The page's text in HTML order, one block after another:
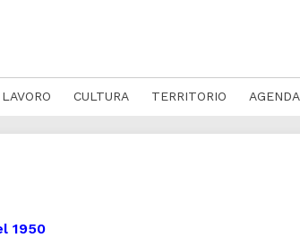
CULTURA TERRITORIO AGENDA
1950